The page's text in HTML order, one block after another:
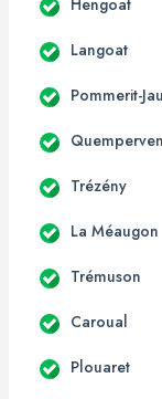
Langoat
Pommerit-
Quemperven
Trézény
La Méaugon
Trémuson
Caroual
Plouaret